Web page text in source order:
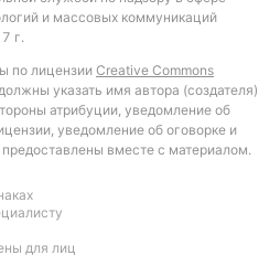
Подписаться
и массовых коммуникаций
г.
по лицензии Creative Commons
указать имя автора (создателя)
атрибуции, уведомление об
уведомление об оговорке и
вместе с материалом.
для лиц